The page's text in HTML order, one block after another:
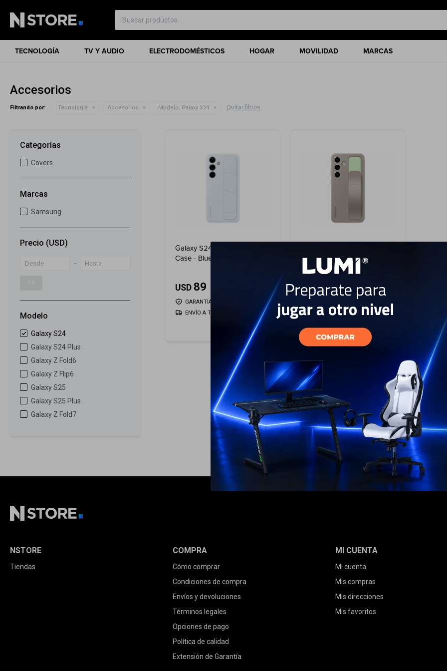
TECNOLOGÍA TV Y AUDIO ELECTRODOMÉSTICOS HOGAR MOVILIDAD MARCAS
Accesorios
Filtrando por: Tecnología Accesorios Modelo: Galaxy S24 Quitar filtros
Galaxy S24 Silicone Grip
Case - Blue
USD 89
GARANTÍA: 5 DÍAS
ENVÍO A TODO EL PAÍS
Case - Beige
USD 89 USD 76
ENVÍO A TODO EL PAÍS
Categorías
Covers
Marcas
Samsung
Precio (USD)
Modelo
Galaxy S24
Galaxy S24 Plus
Galaxy Z Fold6
Galaxy Z Flip6
Galaxy S25
Galaxy S25 Plus
Galaxy Z Fold7
NSTORE
Tiendas
COMPRA
Cómo comprar
Condiciones de compra
Envíos y devoluciones
Términos legales
Opciones de pago
Política de calidad
Extensión de Garantía
MI CUENTA
Mi cuenta
Mis compras
Mis direcciones
Mis favoritos